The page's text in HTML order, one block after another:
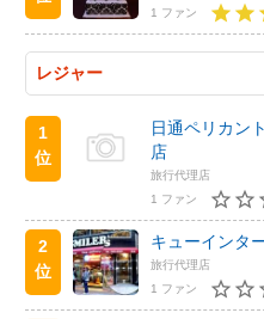
1 ファン
レジャー
1
位
日通ペリカン
店
旅行代理店
1 ファン
2
位
キューインタ
旅行代理店
1 ファン